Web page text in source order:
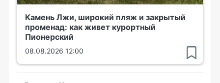
Камень Лжи, широкий пляж и закрытый
променад: как живет курортный
Пионерский
08.08.2026 12:00